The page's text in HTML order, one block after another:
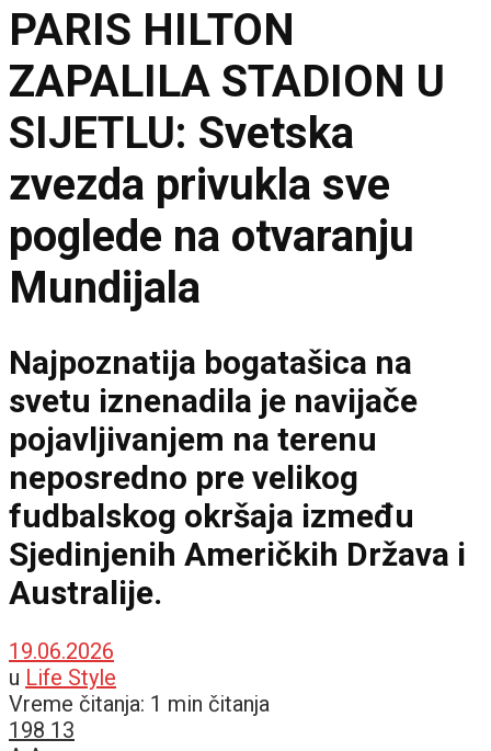
PARIS HILTON
ZAPALILA STADION U
SIJETLU: Svetska
zvezda privukla sve
poglede na otvaranju
Mundijala
Najpoznatija bogatašica na
svetu iznenadila je navijače
pojavljivanjem na terenu
neposredno pre velikog
fudbalskog okršaja između
Sjedinjenih Američkih Država i
Australije.
19.06.2026
u Life Style
Vreme čitanja: 1 min čitanja
198 13